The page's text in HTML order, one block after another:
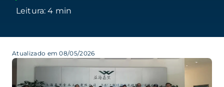
Atualizado em 08/05/2026